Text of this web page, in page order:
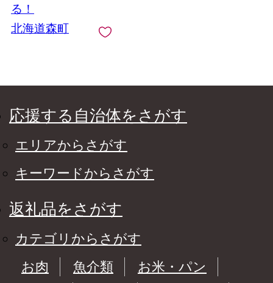
る！
北海道森町
応援する自治体をさがす
エリアからさがす
キーワードからさがす
返礼品をさがす
カテゴリからさがす
お肉
魚介類
お米・パン